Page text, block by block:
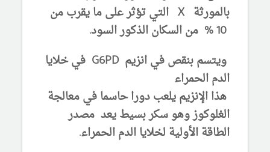
بالمورثة X التي تؤثر على ما يقرب من
10 % من السكان الذكور السود.
ويتسم بنقص في انزيم G6PD في خلايا
الدم الحمراء
هذا الإنزيم يلعب دورا حاسما في معالجة
الغلوكوز وهو سكر بسيط يعد مصدر
الطاقة الأولية لخلايا الدم الحمراء.